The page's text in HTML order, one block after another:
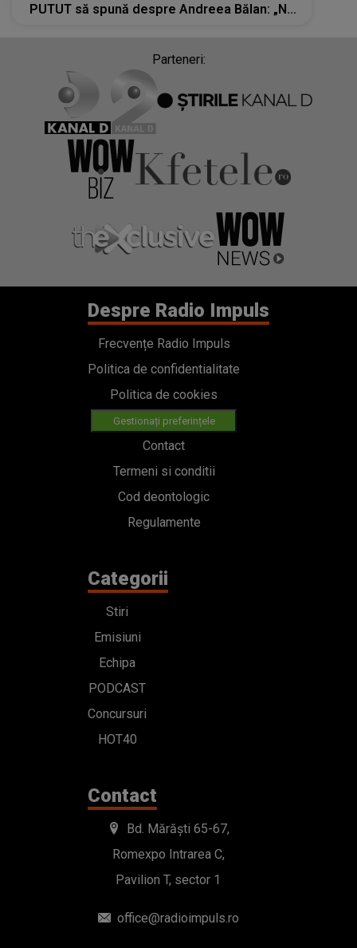
PUTUT să spună despre Andreea Bălan: „Nu
Parteneri:
Despre Radio Impuls
Frecvențe Radio Impuls
Politica de confidentialitate
Politica de cookies
Gestionați preferințele
Contact
Termeni si conditii
Cod deontologic
Regulamente
Categorii
Stiri
Emisiuni
Echipa
PODCAST
Concursuri
HOT40
Contact
Bd. Mărăști 65-67,
Romexpo Intrarea C,
Pavilion T, sector 1
office@radioimpuls.ro